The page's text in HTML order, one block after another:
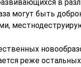
в
могут быть
реже остальных